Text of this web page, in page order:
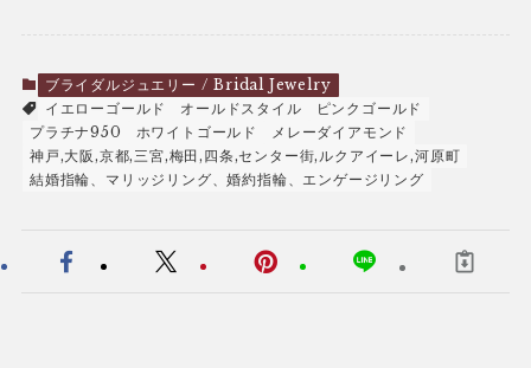
ブライダルジュエリー / Bridal Jewelry
イエローゴールド
オールドスタイル
ピンクゴールド
プラチナ950
ホワイトゴールド
メレーダイアモンド
神戸,大阪,京都,三宮,梅田,四条,センター街,ルクアイーレ,河原町
結婚指輪、マリッジリング、婚約指輪、エンゲージリング